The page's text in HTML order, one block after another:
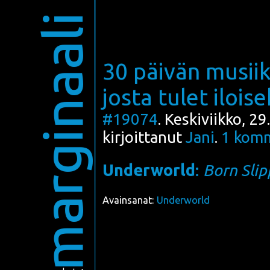
marginaali 30 päivän
josta tulet
#19074. Keskiviikko,
kirjoittanut Jani. 1
Underworld : Born
Avainsanat: Underworld